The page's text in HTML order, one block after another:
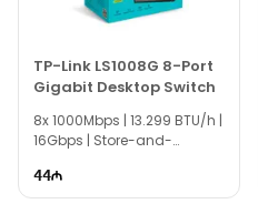
TP-Link LS1008G 8-Port
Gigabit Desktop Switch
8x 1000Mbps | 13.299 BTU/h |
16Gbps | Store-and-
44